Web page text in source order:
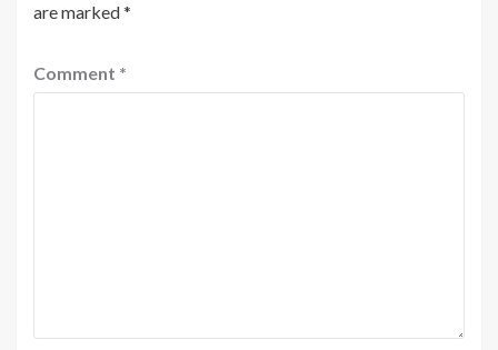
are marked*
Comment *